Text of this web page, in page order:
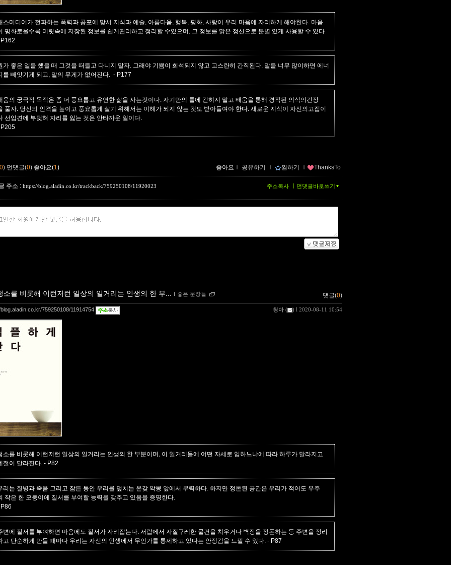
스미디어가 전파하는 폭력과 공포에 맞서 지식과 예술, 아름다움, 행복, 평화, 사랑이 우리 마음에 자리하게 해야한다. 마음
평화로울수록 머릿속에 저장된 정보를 쉽게관리하고 정리할 수있으며, 그 정보를 맑은 정신으로 분별 있게 사용할 수 있다.
가 좋은 일을 했을 때 그것을 떠들고 다니지 말자. 그래야 기쁨이 희석되지 않고 고스란히 간직된다. 말을 너무 많이하면 에너
를 빼앗기게 되고, 말의 무게가 없어진다. - P177
움의 궁극적 목적은 좀 더 풍요롭고 유연한 삶을 사는것이다. 자기만의 틀에 갇히지 말고 배움을 통해 경직된 의식의긴장
풀자. 당신의 인격을 높이고 풍요롭게 살기 위해서는 이해가 되지 않는 것도 받아들여야 한다. 새로운 지식이 자신의고집이
선입견에 부딪혀 자리를 잃는 것은 안타까운 일이다.
0) 먼댓글(0) 좋아요(1) 좋아요 ｌ 공유하기 ｌ 찜하기 ｌ ThanksTo
주소 : https://blog.aladin.co.kr/trackback/759250108/11920023 먼댓글바로쓰기
주소복사
소를 비롯해 이런저런 일상의 일거리는 인생의 한 부... ｌ 좋은 문장들 댓글(0)
청아 ( ) l 2020-08-11 10:54
759250108/11914754
소를 비롯해 이런저런 일상의 일거리는 인생의 한 부분이며, 이 일거리들에 어떤 자세로 임하느냐에 따라 하루가 달라지고
절이 달라진다. - P82
리는 질병과 죽음 그리고 잠든 동안 우리를 덮치는 온갖 악몽 앞에서 무력하다. 하지만 정돈된 공간은 우리가 적어도 우주
작은 한 모퉁이에 질서를 부여할 능력을 갖추고 있음을 증명한다.
변에 질서를 부여하면 마음에도 질서가 자리잡는다. 서랍에서 자질구레한 물건을 치우거나 벽장을 정돈하는 등 주변을 정리
고 단순하게 만들 때마다 우리는 자신의 인생에서 무언가를 통제하고 있다는 안정감을 느낄 수 있다. - P87